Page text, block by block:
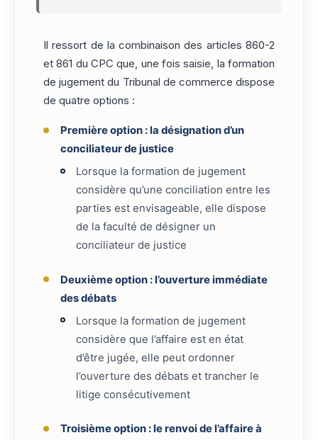
Il ressort de la combinaison des articles 860-2
et 861 du CPC que, une fois saisie, la formation
de jugement du Tribunal de commerce dispose
de quatre options :
Première option : la désignation d’un
conciliateur de justice
Lorsque la formation de jugement
considère qu’une conciliation entre les
parties est envisageable, elle dispose
de la faculté de désigner un
conciliateur de justice
Deuxième option : l’ouverture immédiate
des débats
Lorsque la formation de jugement
considère que l’affaire est en état
d’être jugée, elle peut ordonner
l’ouverture des débats et trancher le
litige consécutivement
Troisième option : le renvoi de l’affaire à